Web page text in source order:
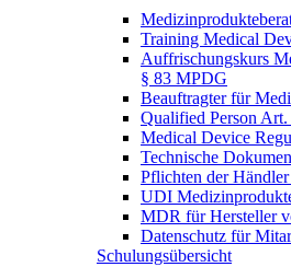
Training Medical
Auffrischungskurs
§ 83 MPDG
Beauftragter für
Qualified Person
Medical Device
Technische
Pflichten der
UDI
MDR für Hersteller
Datenschutz für
Schulungsübersicht